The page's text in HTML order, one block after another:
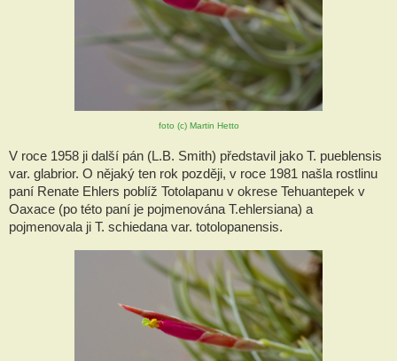
foto (c) Martin Hetto
V roce 1958 ji další pán (L.B. Smith) představil jako T. pueblensis
var. glabrior. O nějaký ten rok později, v roce 1981 našla rostlinu
paní Renate Ehlers poblíž Totolapanu v okrese Tehuantepek v
Oaxace (po této paní je pojmenována T.ehlersiana) a
pojmenovala ji T. schiedana var. totolopanensis.